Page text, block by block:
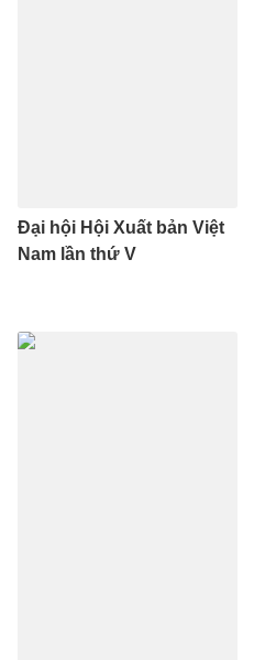
Đại hội Hội Xuất bản Việt
Nam lần thứ V